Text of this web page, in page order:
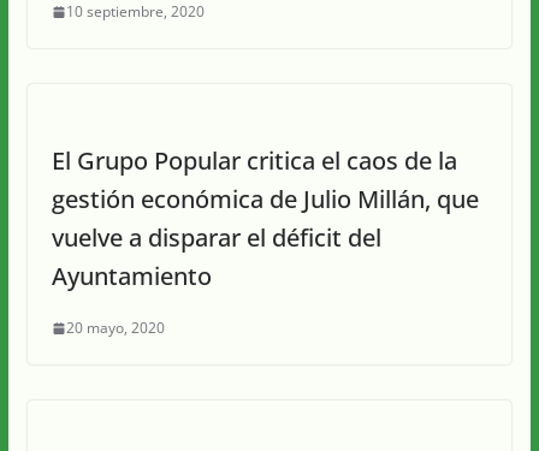
10 septiembre, 2020
El Grupo Popular critica el caos de la
gestión económica de Julio Millán, que
vuelve a disparar el déficit del
Ayuntamiento
20 mayo, 2020